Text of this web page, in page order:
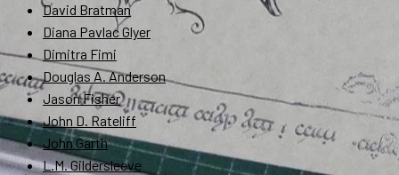
David Bratman
Diana Pavlac Glyer
Dimitra Fimi
Douglas A. Anderson
Jason Fisher
John D. Rateliff
John Garth
L.M. Gildersleeve